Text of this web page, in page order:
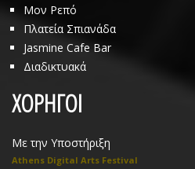
Μον Ρεπό
Πλατεία Σπιανάδα
Jasmine Cafe Bar
Διαδικτυακά
ΧΟΡΗΓΟΙ
Με την Υποστήριξη
Athens Digital Arts Festival